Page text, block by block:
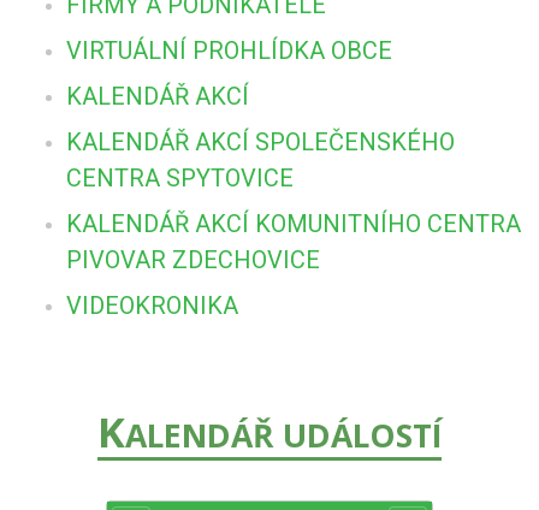
VIRTUÁLNÍ PROHLÍDKA OBCE
KALENDÁŘ AKCÍ
KALENDÁŘ AKCÍ SPOLEČENSKÉHO
CENTRA SPYTOVICE
KALENDÁŘ AKCÍ KOMUNITNÍHO CENTRA
PIVOVAR ZDECHOVICE
VIDEOKRONIKA
KALENDÁŘ UDÁLOSTÍ